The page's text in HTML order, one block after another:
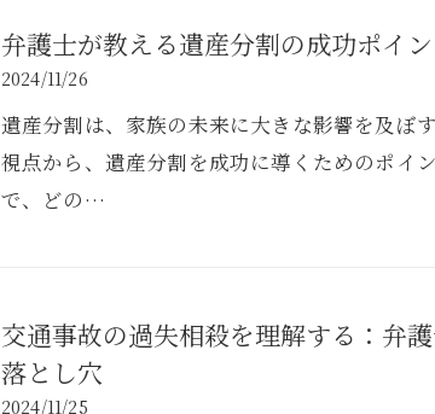
弁護士が教える遺産分割の成功ポイ
2024/11/26
遺産分割は、家族の未来に大きな影響を及ぼ
視点から、遺産分割を成功に導くためのポイ
で、どの…
交通事故の過失相殺を理解する：弁
落とし穴
2024/11/25